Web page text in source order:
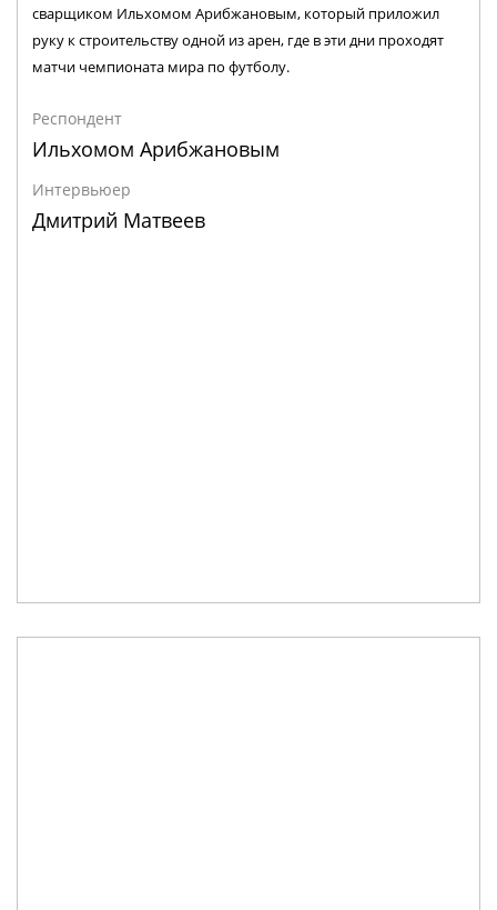
сварщиком Ильхомом Арибжановым, который приложил
руку к строительству одной из арен, где в эти дни проходят
матчи чемпионата мира по футболу.
Респондент
Ильхомом Арибжановым
Интервьюер
Дмитрий Матвеев